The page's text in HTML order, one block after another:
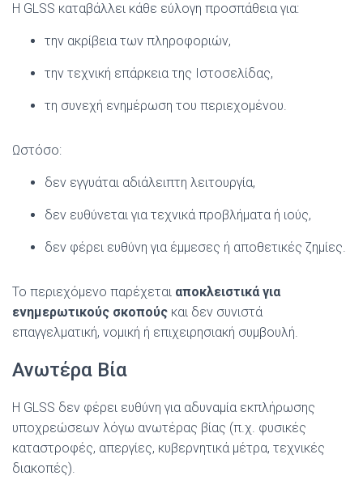
Η GLSS καταβάλλει κάθε εύλογη προσπάθεια για:
την ακρίβεια των πληροφοριών,
την τεχνική επάρκεια της Ιστοσελίδας,
τη συνεχή ενημέρωση του περιεχομένου.
Ωστόσο:
δεν εγγυάται αδιάλειπτη λειτουργία,
δεν ευθύνεται για τεχνικά προβλήματα ή ιούς,
δεν φέρει ευθύνη για έμμεσες ή αποθετικές ζημίες.
Το περιεχόμενο παρέχεται αποκλειστικά για
ενημερωτικούς σκοπούς και δεν συνιστά
επαγγελματική, νομική ή επιχειρησιακή συμβουλή.
Ανωτέρα Βία
Η GLSS δεν φέρει ευθύνη για αδυναμία εκπλήρωσης
υποχρεώσεων λόγω ανωτέρας βίας (π.χ. φυσικές
καταστροφές, απεργίες, κυβερνητικά μέτρα, τεχνικές
διακοπές).